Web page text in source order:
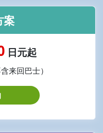
案
日元起
来回巴士）